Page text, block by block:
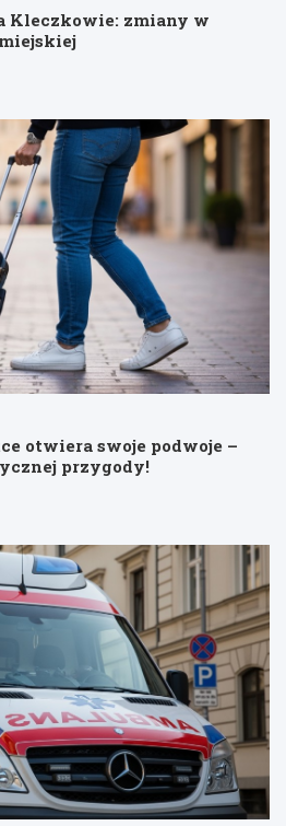
Kleczkowie: zmiany w
otwiera swoje podwoje –
przygody!